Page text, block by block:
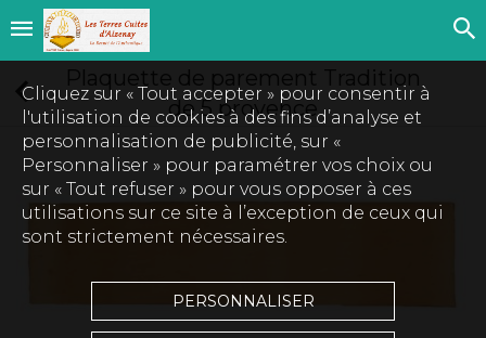
de 5 provence
Cliquez sur « Tout accepter » pour consentir à
l'utilisation de cookies à des fins d’analyse et
personnalisation de publicité, sur «
Personnaliser » pour paramétrer vos choix ou
sur « Tout refuser » pour vous opposer à ces
utilisations sur ce site à l’exception de ceux qui
sont strictement nécessaires.
PERSONNALISER